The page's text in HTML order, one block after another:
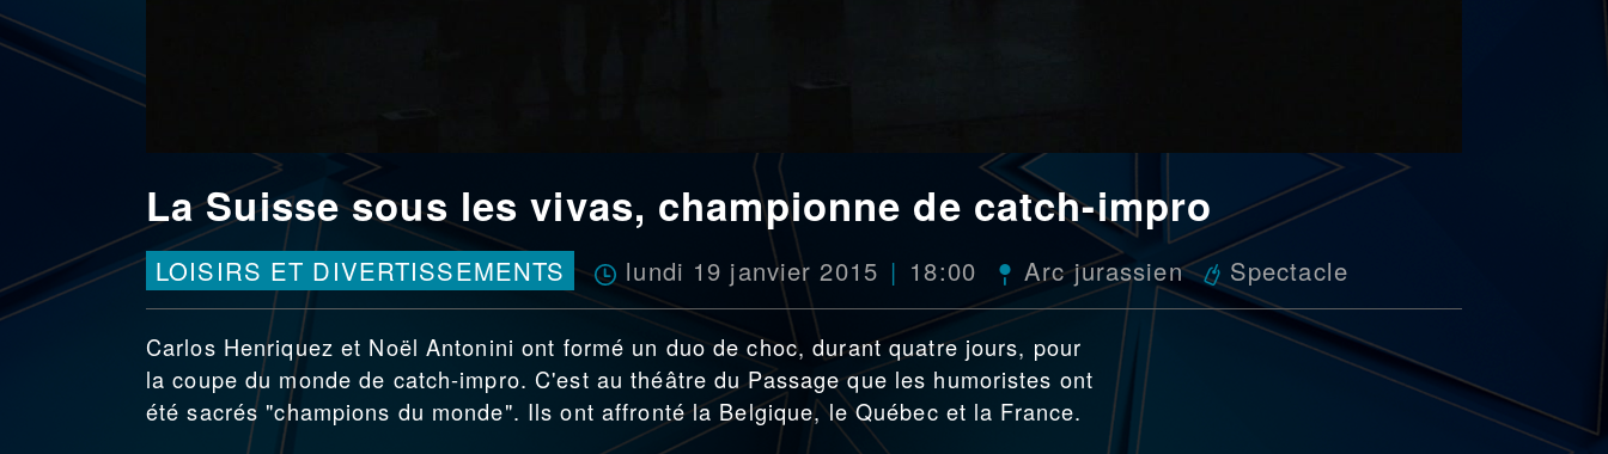
La Suisse sous les vivas, championne de catch-impro
LOISIRS ET DIVERTISSEMENTS lundi 19 janvier 2015 18:00 Arc jurassien Spectacle
Carlos Henriquez et Noël Antonini ont formé un duo de choc, durant quatre jours, pour
la coupe du monde de catch-impro. C'est au théâtre du Passage que les humoristes ont
été sacrés "champions du monde". Ils ont affronté la Belgique, le Québec et la France.